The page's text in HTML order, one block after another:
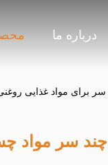
درباره ما